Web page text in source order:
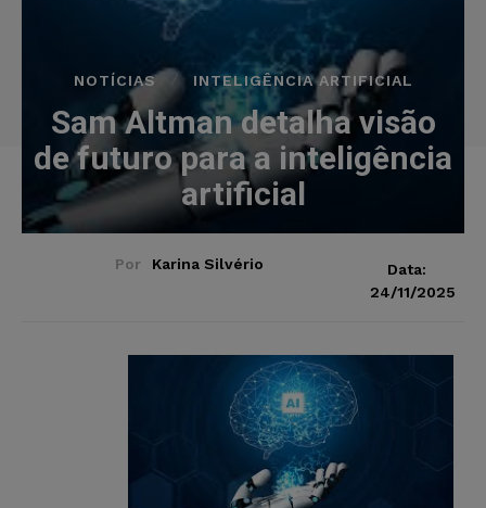
NOTÍCIAS INTELIGÊNCIA ARTIFICIAL
Sam Altman detalha visão
de futuro para a inteligência
artificial
Por Karina Silvério
Data:
24/11/2025